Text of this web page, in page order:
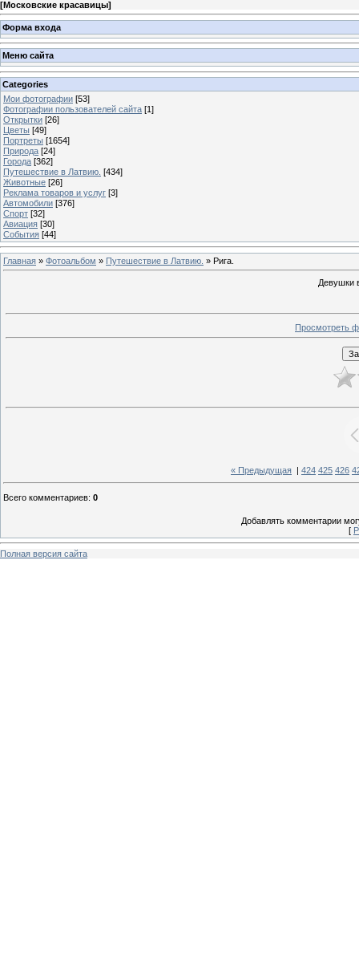
[Московские красавицы]
Форма входа
Меню сайта
Categories
Мои фотографии [53]
Фотографии пользователей сайта [1]
Открытки [26]
Цветы [49]
Портреты [1654]
Природа [24]
Города [362]
Путешествие в Латвию. [434]
Животные [26]
Реклама товаров и услуг [3]
Автомобили [376]
Спорт [32]
Авиация [30]
События [44]
Главная » Фотоальбом » Путешествие в Латвию. » Рига.
Девушки
Просмотреть
« Предыдущая 424 425 426
Всего комментариев: 0
Добавлять комментарии
[
Полная версия сайта